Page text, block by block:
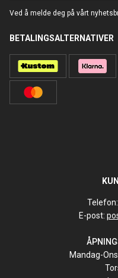
Ved å melde deg på vårt
BETALINGSALTERNATIVER
Telefon:
E-post:
Mandag-